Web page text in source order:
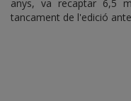
anys, va recaptar 6,5
tancament de l'edició